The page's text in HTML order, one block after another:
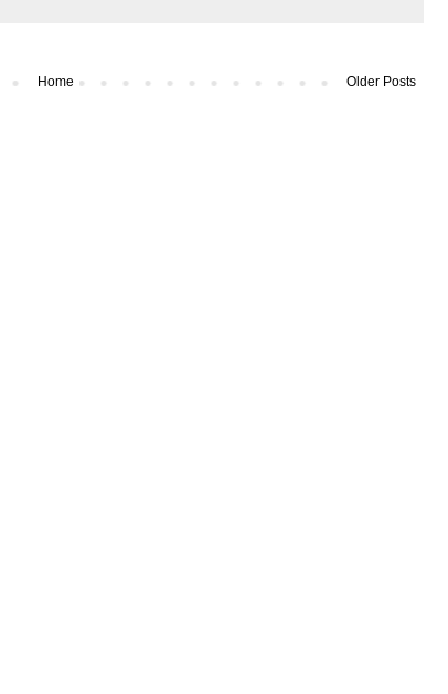
Older Posts
Home